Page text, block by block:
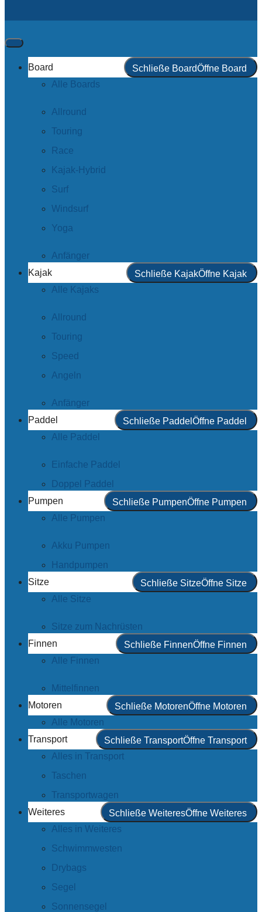
Board Schließe BoardÖffne Board
Alle Boards
Allround
Touring
Race
Kajak-Hybrid
Surf
Windsurf
Yoga
Anfänger
Kajak
Schließe KajakÖffne Kajak
Alle Kajaks
Allround
Touring
Speed
Angeln
Anfänger
Paddel
Schließe Paddel Öffne Paddel
Alle Paddel
Einfache Paddel
Doppel Paddel
Pumpen
Schließe PumpenÖffne Pumpen
Alle Pumpen
Akku Pumpen
Handpumpen
Sitze
Schließe SitzeÖffne Sitze
Alle Sitze
Sitze zum Nachrüsten
Finnen
Schließe FinnenÖffne Finnen
Alle Finnen
Mittelfinnen
Motoren
Schließe MotorenÖffne Motoren
Alle Motoren
Transport
Schließe TransportÖffne Transport
Alles in Transport
Taschen
Transportwagen
Weiteres
Schließe WeiteresÖffne Weiteres
Alles in Weiteres
Schwimmwesten
Drybags
Segel
Sonnensegel